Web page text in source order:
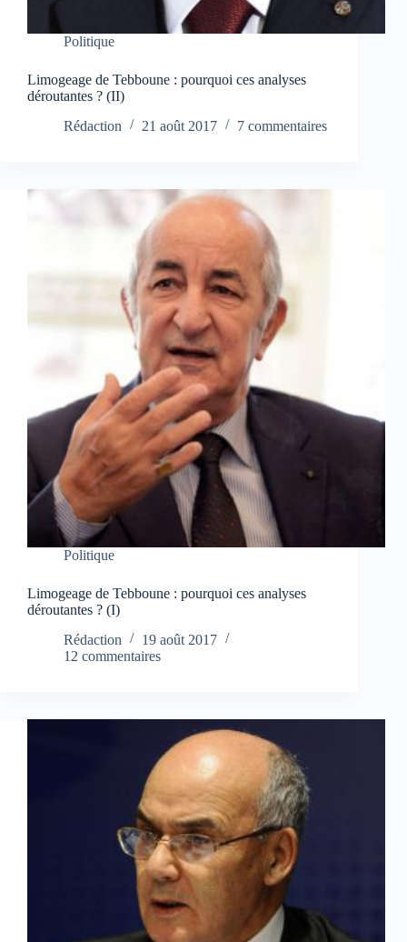
Politique
Limogeage de Tebboune : pourquoi ces analyses
déroutantes ? (II)
Rédaction
21 août 2017 7 commentaires
Politique
Limogeage de Tebboune : pourquoi ces analyses
déroutantes ? (I)
Rédaction
19 août 2017
12 commentaires